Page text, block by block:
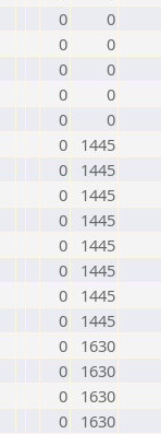
0
0
0
0
0
0
0
0
0
0
0
1445
0
1445
0
1445
0
1445
0
1445
0
1445
0
1445
0
1445
0
1630
0
1630
0
1630
0
1630